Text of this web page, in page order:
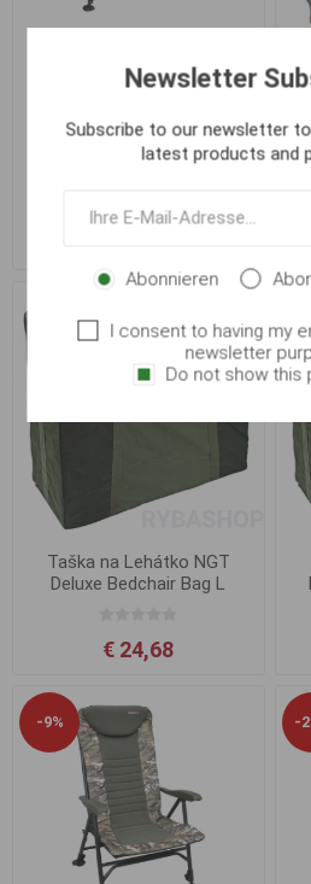
Daiwa Sleep System Liege
Taška na Lehátko NGT
Deluxe Bedchair Bag L
€ 24,68
-9% -
Newsletter
Subscribe to our newsletter
latest products and
Abonnieren
I consent to having my
newsletter
Do not show this